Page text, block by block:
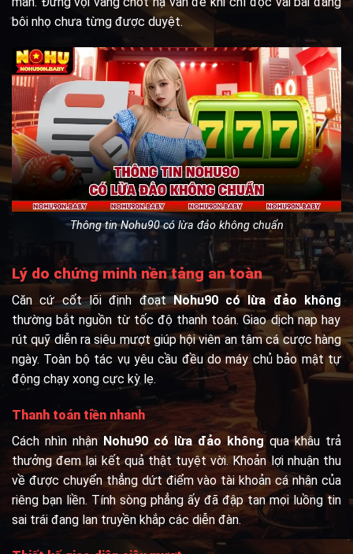
bôi nhọ chưa từng được duyệt.
Thông tin Nohu90 có lừa đảo không chuẩn
Lý do chứng minh nền tảng an toàn
Căn cứ cốt lõi định đoạtNohu90 có lừa đảo không
thường bắt nguồn từ tốc độ thanh toán. Giao dịch nạp hay
rút quỹ diễn ra siêu mượt giúp hội viên an tâm cá cược hàng
ngày. Toàn bộ tác vụ yêu cầu đều do máy chủ bảo mật tự
động chạy xong cực kỳ lẹ.
Thanh toán tiền nhanh
Cách nhìn nhận Nohu90 có lừa đảo không qua khâu trả
thưởng đem lại kết quả thật tuyệt vời. Khoản lợi nhuận thu
về được chuyển thẳng dứt điểm vào tài khoản cá nhân của
riêng bạn liền. Tính sòng phẳng ấy đã đập tan mọi luồng tin
sai trái đang lan truyền khắp các diễn đàn.